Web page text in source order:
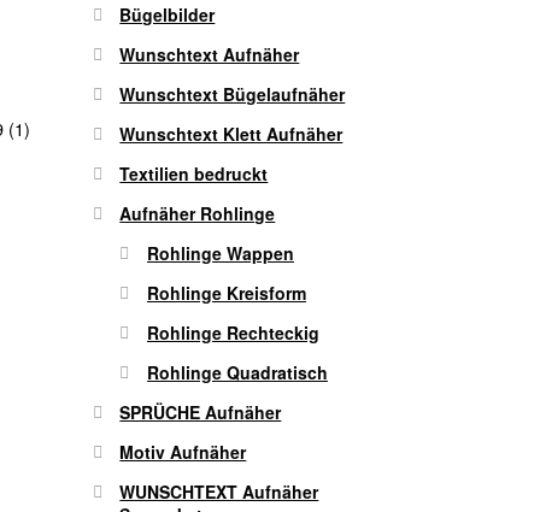
(1)
Bügelbilder
Wunschtext Aufnäher
Wunschtext Bügelaufnäher
Wunschtext Klett Aufnäher
Textilien bedruckt
Aufnäher Rohlinge
Rohlinge Wappen
Rohlinge Kreisform
Rohlinge Rechteckig
Rohlinge Quadratisch
SPRÜCHE Aufnäher
Motiv Aufnäher
WUNSCHTEXT Aufnäher